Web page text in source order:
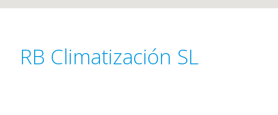
RB Climatización SL